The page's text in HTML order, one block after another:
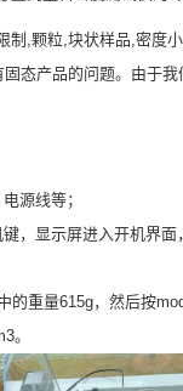
制,颗粒,块状样品,密度
态产品的问题。由于
源线等；
，显示屏进入开机界
的重量615g，然后按
。